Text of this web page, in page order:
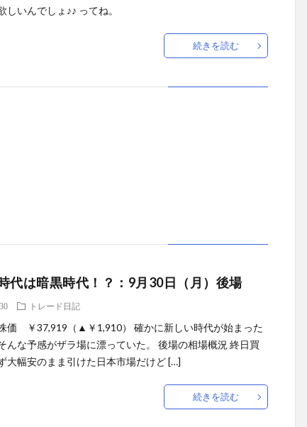
しいんでしょ♪♪ ってね。
続きを読む
代は暗黒時代！？：9月30日（月）後場
トレード日記
価 ￥37,919（▲￥1,910） 確かに新しい時代が始まった
んな予感がザラ場に漂っていた。 後場の相場概況 終日買
大幅安のまま引けた日本市場だけど […]
続きを読む